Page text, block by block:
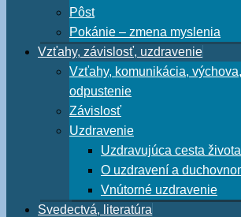
Pôst
Pokánie – zmena myslenia
Vzťahy, závislosť, uzdravenie
Vzťahy, komunikácia,
odpustenie
Závislosť
Uzdravenie
Uzdravujúca cesta života
O uzdravení a
Vnútorné uzdravenie
Svedectvá, literatúra